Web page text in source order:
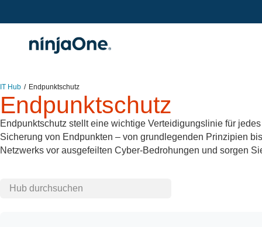
IT Hub Endpunktschutz
Endpunktschutz
Endpunktschutz stellt eine wichtige Verteidigungslinie für
Sicherung von Endpunkten – von grundlegenden Prinzipien
Netzwerks vor ausgefeilten Cyber-Bedrohungen und sorgen
Hub durchsuchen